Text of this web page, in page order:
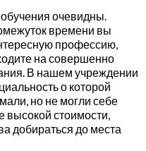
очевидны.
времени вы
профессию,
на совершенно
В нашем учреждении
о которой
но не могли себе
высокой стоимости,
добираться до места